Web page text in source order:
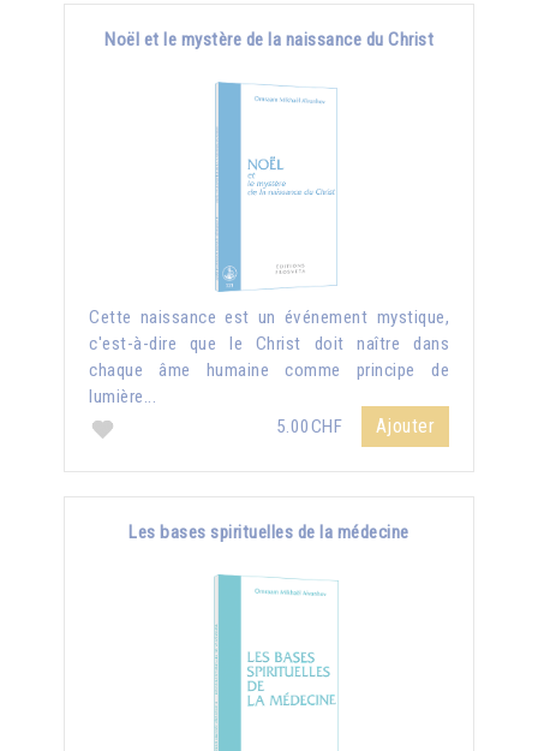
Noël et le mystère de la naissance du Christ
Cette naissance est un événement mystique,
c'est-à-dire que le Christ doit naître dans
chaque âme humaine comme principe de
lumière...
5.00CHF
Ajouter
Les bases spirituelles de la médecine